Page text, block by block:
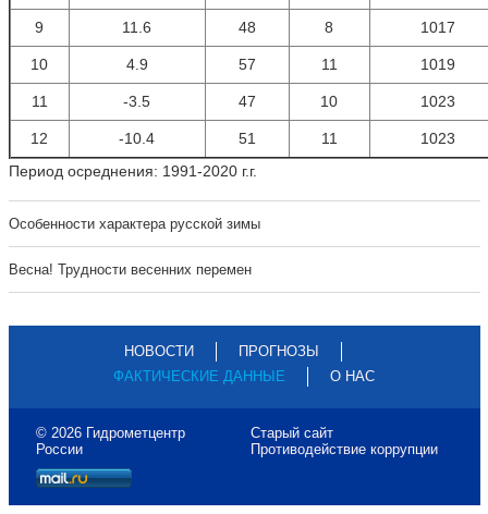
9 11.6 48 8 1017
10 4.9 57 11 1019
11 -3.5 47 10 1023
12 -10.4 51 11
1023
Период осреднения: 1991-2020 г.г.
Особенности характера русской зимы
Весна! Трудности весенних перемен
НОВОСТИ
ПРОГНОЗЫ
ФАКТИЧЕСКИЕ ДАННЫЕ
О НАС
© 2026 Гидрометцентр
России
Старый сайт
Противодействие коррупции